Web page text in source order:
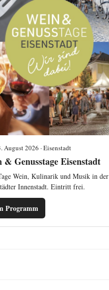
August 2026 · Eisenstadt
& Genusstage Eisenstadt
Wein, Kulinarik und Musik in der
Innenstadt. Eintritt frei.
Programm